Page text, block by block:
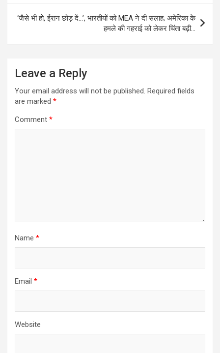
‘जैसे भी हो, ईरान छोड़ दें…’, भारतीयों को MEA ने दी सलाह; अमेरिका के
हमले की गहराई को लेकर चिंता बढ़ी…
Leave a Reply
Your email address will not be published. Required fields
are marked *
Comment *
Name *
Email *
Website